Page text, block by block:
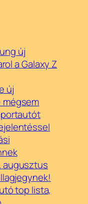
új
a Galaxy Z
új
mégsem
augusztus
top lista,